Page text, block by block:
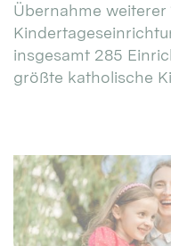
Übernahme weiterer
insgesamt 285
größte katholische